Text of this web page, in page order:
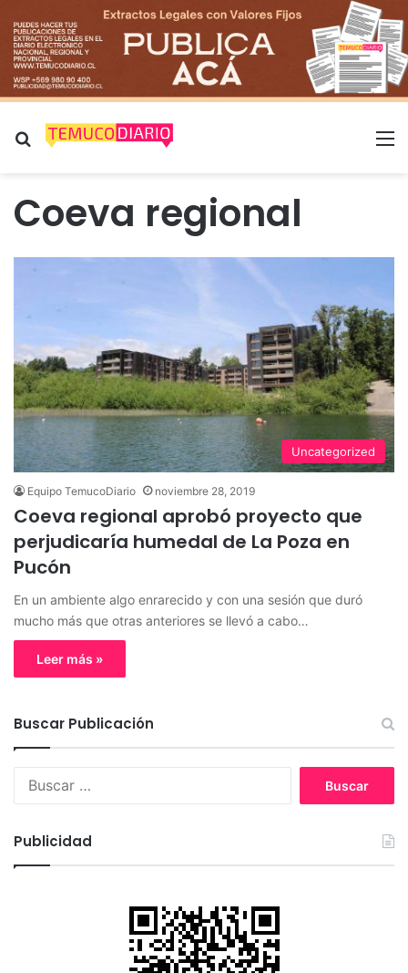
Buscar por
Coeva regional
Uncategorized
Equipo TemucoDiario noviembre 28, 2019
Coeva regional aprobó proyecto que
perjudicaría humedal de La Poza en
Pucón
En un ambiente algo enrarecido y con una sesión que duró
mucho más que otras anteriores se llevó a cabo…
Leer más »
Buscar Publicación
Publicidad